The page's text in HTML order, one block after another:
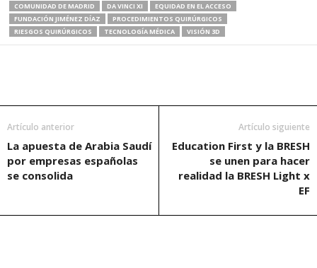
COMUNIDAD DE MADRID
DA VINCI XI
EQUIDAD EN EL ACCESO
FUNDACIÓN JIMÉNEZ DÍAZ
PROCEDIMIENTOS QUIRÚRGICOS
RIESGOS QUIRÚRGICOS
TECNOLOGÍA MÉDICA VISIÓN 3D
Artículo anterior
La apuesta de Arabia Saudí
por empresas españolas
se consolida
Artículo siguiente
Education First y la BRESH
se unen para hacer
realidad la BRESH Light x
EF